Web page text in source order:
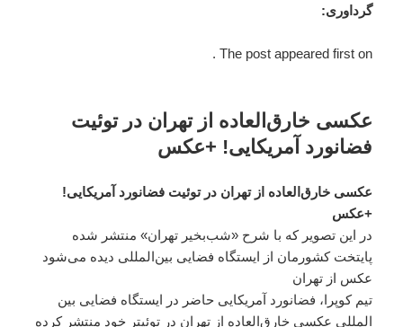
گرداوری:
The post appeared first on .
عکسی خارق‌العاده از تهران در توئیت
فضانورد آمریکایی! +عکس
عکسی خارق‌العاده از تهران در توئیت فضانورد آمریکایی!
+عکس
در این تصویر که با شرح «شب‌بخیر تهران» منتشر شده
پایتخت کشورمان از ایستگاه فضایی بین‌المللی دیده می‌شود
عکس از تهران
تیم کوپرا، فضانورد آمریکایی حاضر در ایستگاه فضایی بین
المللی عکسی خارق‌العاده از تهران در توئیتر خود منتشر کرده